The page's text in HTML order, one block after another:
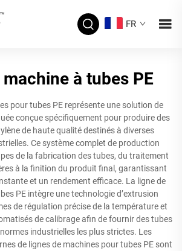
FR
à tubes PE
pour tubes PE représente une solution de
conçue spécifiquement pour produire des
de haute qualité destinés à diverses
Ce système complet de production
de la fabrication des tubes, du traitement
à la finition du produit final, garantissant
et un rendement efficace. La ligne de
PE intègre une technologie d’extrusion
de régulation précise de la température et
de calibrage afin de fournir des tubes
industrielles les plus strictes. Les
de lignes de machines pour tubes PE sont